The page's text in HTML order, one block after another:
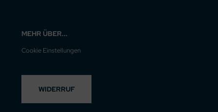
MEHR ÜBER...
Cookie Einstellungen
WIDERRUF